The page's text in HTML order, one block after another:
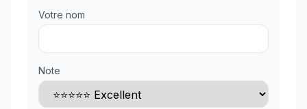
Votre nom
Note